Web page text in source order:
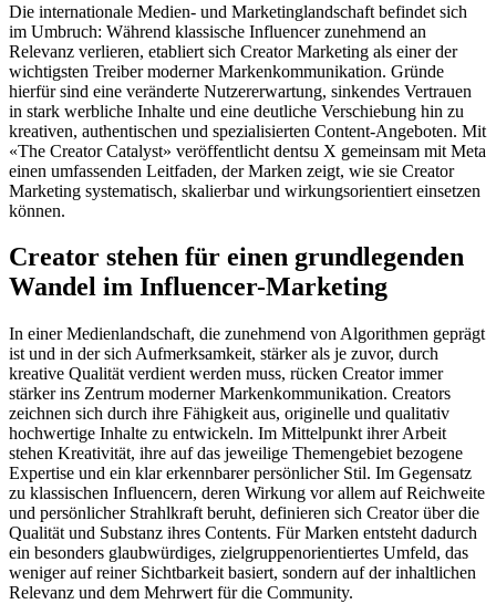
Die internationale Medien- und Marketinglandschaft befindet sich
im Umbruch: Während klassische Influencer zunehmend an
Relevanz verlieren, etabliert sich Creator Marketing als einer der
wichtigsten Treiber moderner Markenkommunikation. Gründe
hierfür sind eine veränderte Nutzererwartung, sinkendes Vertrauen
in stark werbliche Inhalte und eine deutliche Verschiebung hin zu
kreativen, authentischen und spezialisierten Content-Angeboten. Mit
«The Creator Catalyst» veröffentlicht dentsu X gemeinsam mit Meta
einen umfassenden Leitfaden, der Marken zeigt, wie sie Creator
Marketing systematisch, skalierbar und wirkungsorientiert einsetzen
können.
Creator stehen für einen grundlegenden
Wandel im Influencer-Marketing
In einer Medienlandschaft, die zunehmend von Algorithmen geprägt
ist und in der sich Aufmerksamkeit, stärker als je zuvor, durch
kreative Qualität verdient werden muss, rücken Creator immer
stärker ins Zentrum moderner Markenkommunikation. Creators
zeichnen sich durch ihre Fähigkeit aus, originelle und qualitativ
hochwertige Inhalte zu entwickeln. Im Mittelpunkt ihrer Arbeit
stehen Kreativität, ihre auf das jeweilige Themengebiet bezogene
Expertise und ein klar erkennbarer persönlicher Stil. Im Gegensatz
zu klassischen Influencern, deren Wirkung vor allem auf Reichweite
und persönlicher Strahlkraft beruht, definieren sich Creator über die
Qualität und Substanz ihres Contents. Für Marken entsteht dadurch
ein besonders glaubwürdiges, zielgruppenorientiertes Umfeld, das
weniger auf reiner Sichtbarkeit basiert, sondern auf der inhaltlichen
Relevanz und dem Mehrwert für die Community.